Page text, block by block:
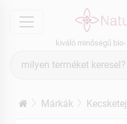
menu
kiváló minőségű
keresés
Márkák